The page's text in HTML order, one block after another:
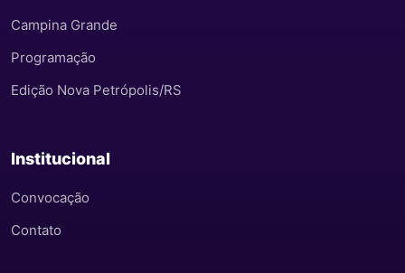
Campina Grande
Programação
Edição Nova Petrópolis/RS
Institucional
Convocação
Contato